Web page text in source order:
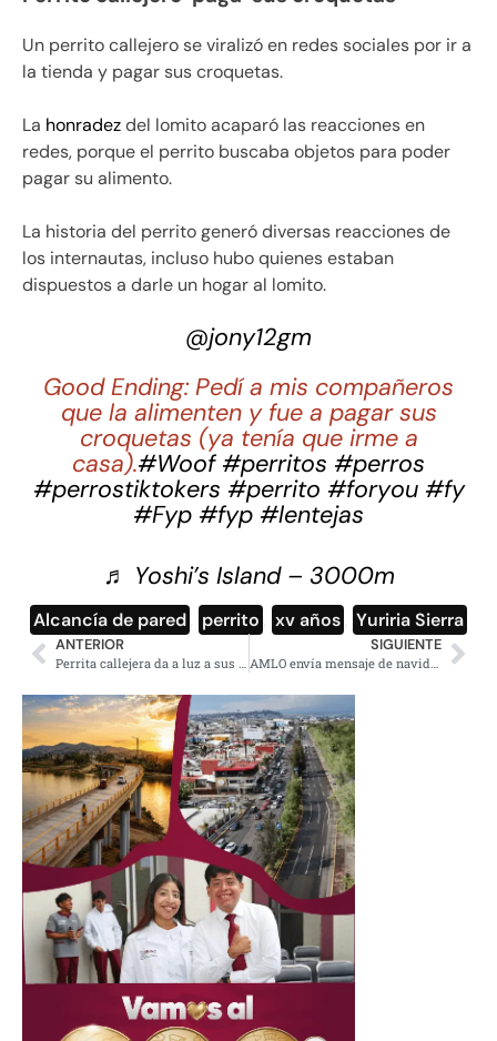
Un perrito callejero se viralizó en redes sociales por ir a
la tienda y pagar sus croquetas.
La honradezdel lomito acaparó las reacciones en
redes, porque el perrito buscaba objetos para poder
pagar su alimento.
La historia del perrito generó diversas reacciones de
los internautas, incluso hubo quienes estaban
dispuestos a darle un hogar al lomito.
@jony12gm
Good Ending: Pedí a mis compañeros
que la alimenten y fue a pagar sus
croquetas (ya tenía que irme a
casa).#Woof #perritos #perros
#perrostiktokers #perrito #foryou #fy
#Fyp #fyp #lentejas
♬ Yoshi’s Island – 3000m
Alcancía de pared perrito xv años Yuriria Sierra
ANTERIOR
Perrita callejera da a luz a sus cachorros en un pesebre en Chiapas y se viraliza
SIGUIENTE
AMLO envía mensaje de navidad a los mexicanos